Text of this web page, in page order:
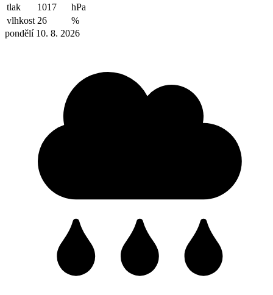
tlak
1017
hPa
vlhkost 26
%
pondělí 10. 8. 2026